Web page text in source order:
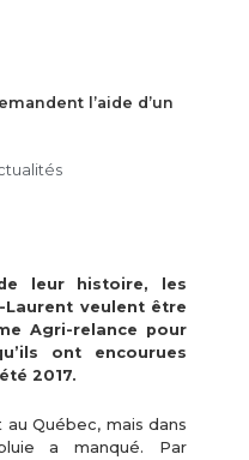
l’aide d’un
leur histoire, les
Laurent veulent être
Agri-relance pour
ont encourues
2017.
Québec, mais dans
a manqué. Par